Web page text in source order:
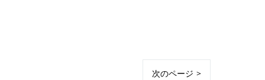
次のページ >